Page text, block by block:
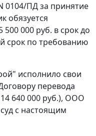
0104/ПД за принятие
обязуется
000 руб. в срок до
срок по требованию
исполнило свои
перевода
640 000 руб.), ООО
с настоящим